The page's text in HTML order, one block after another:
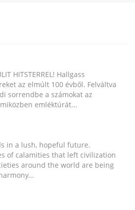
HITSTERREL! Hallgass
az elmúlt 100 évből. Felváltva
sorrendbe a számokat az
emléktúrát...
in a lush, hopeful future.
of calamities that left civilization
around the world are being